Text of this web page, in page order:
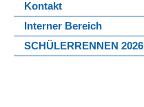
Kontakt
Interner Bereich
SCHÜLERRENNEN 2026